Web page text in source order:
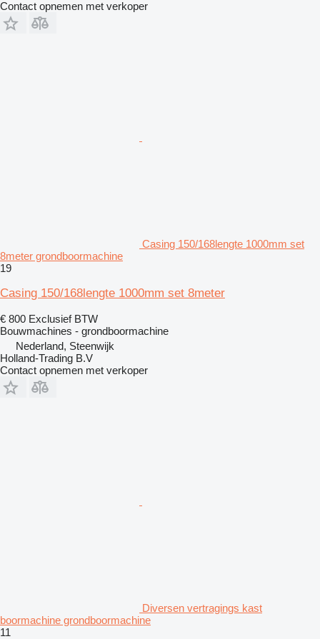
Contact opnemen met verkoper
Casing 150/168lengte 1000mm set
8meter grondboormachine
19
Casing 150/168lengte 1000mm set 8meter
€ 800 Exclusief BTW
Bouwmachines - grondboormachine
Nederland, Steenwijk
Holland-Trading B.V
Contact opnemen met verkoper
Diversen vertragings kast
boormachine grondboormachine
11